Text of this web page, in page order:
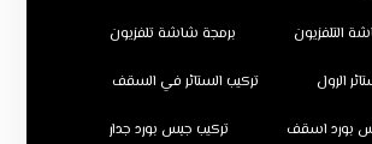
التلفزيون برمجة شاشة تلفزيون
الرول تركيب الستائر في السقف
بورد اسقف تركيب جبس بورد جدار